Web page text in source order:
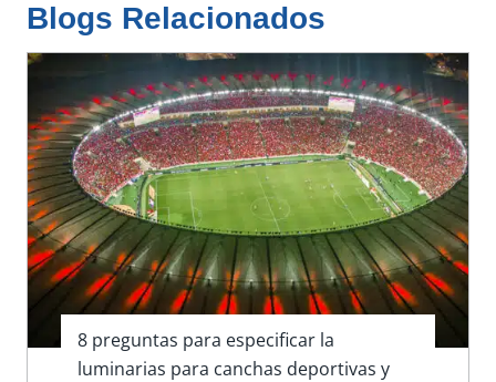
Blogs Relacionados
8 preguntas para especificar la
luminarias para canchas deportivas y